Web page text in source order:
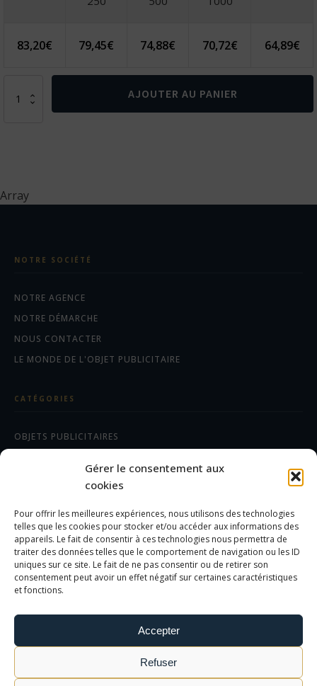
Gérer le consentement aux
cookies
Pour offrir les meilleures expériences, nous utilisons des technologies
telles que les cookies pour stocker et/ou accéder aux informations des
appareils. Le fait de consentir à ces technologies nous permettra de
traiter des données telles que le comportement de navigation ou les ID
uniques sur ce site. Le fait de ne pas consentir ou de retirer son
consentement peut avoir un effet négatif sur certaines caractéristiques
et fonctions.
Accepter
Refuser
83,20€ 79,45€ 74,88€ 70,72€ 64,89€
deux
produits
qui
best-
sellers
nos
marques
AJOUTER AU PANIER
Array
NOTRE SOCIÉTÉ
NOTRE AGENCE
NOTRE DÉMARCHE
NOUS CONTACTER
LE MONDE DE L'OBJET PUBLICITAIRE
CATÉGORIES
OBJETS PUBLICITAIRES
AIDE/FAQ
LES DIFFÉRENTS MARQUAGES
FOIRE AUX QUESTIONS
INFORMATIONS LÉGALES
MENTIONS LÉGALES
POLITIQUE DE CONFIDENTIALITÉ